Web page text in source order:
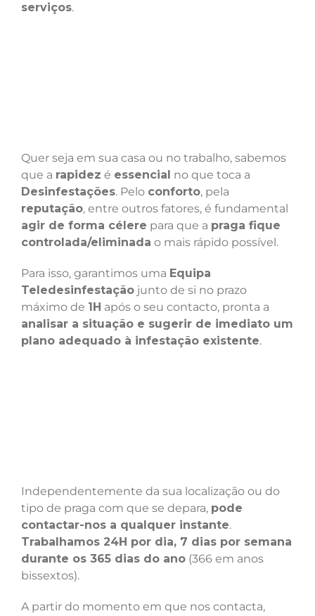
serviços.
Quer seja em sua casa ou no trabalho, sabemos
que a rapidez é essencial no que toca a
Desinfestações. Pelo conforto, pela
reputação, entre outros fatores, é fundamental
agir de forma célere para que a praga fique
controlada/eliminada o mais rápido possível.
Para isso, garantimos uma Equipa
Teledesinfestação junto de si no prazo
máximo de 1H após o seu contacto, pronta a
analisar a situação e sugerir de imediato um
plano adequado à infestação existente.
Independentemente da sua localização ou do
tipo de praga com que se depara, pode
contactar-nos a qualquer instante.
Trabalhamos 24H por dia, 7 dias por semana
durante os 365 dias do ano (366 em anos
bissextos).
A partir do momento em que nos contacta,